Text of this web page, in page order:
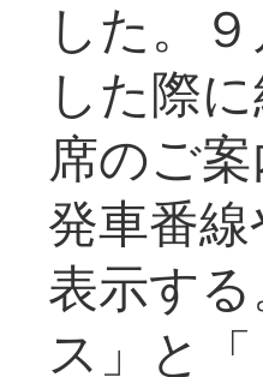
した。
した際
席のご
発車番
表示す
ス」と